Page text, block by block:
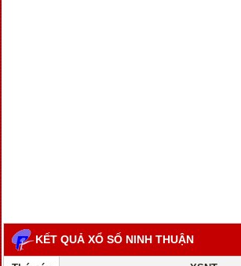
KẾT QUẢ XỔ SỐ NINH THUẬN